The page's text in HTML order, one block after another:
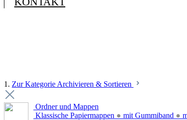
1. Zur Kategorie Archivieren & Sortieren
Ordner und Mappen
Klassische Papiermappen ● mit Gummiband ●